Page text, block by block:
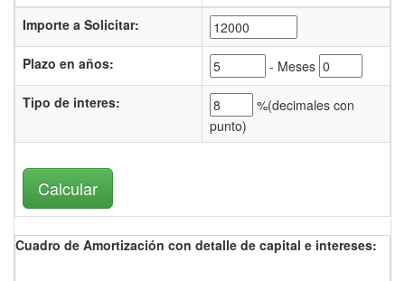
Importe a Solicitar:
Plazo en años:
- Meses
Tipo de interes: %(decimales con
punto)
Cuadro de Amortización con detalle de capital e intereses: